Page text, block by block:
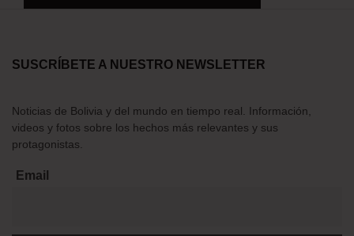
SUSCRÍBETE A NUESTRO NEWSLETTER
Noticias de Bolivia y del mundo en tiempo real. Información,
videos y fotos sobre los hechos más relevantes y sus
protagonistas.
Email